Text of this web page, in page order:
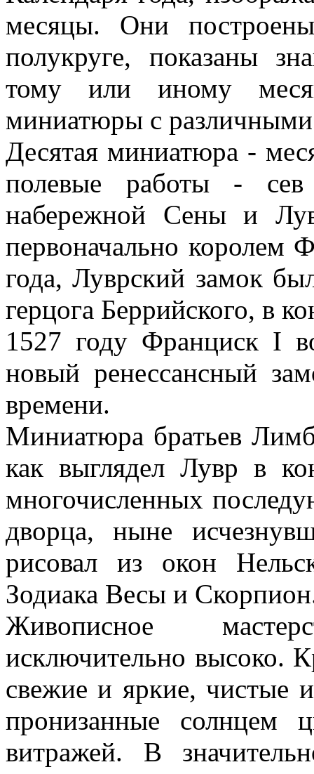
месяцы. Они
полукруге, показаны
тому или иному
миниатюры с
Десятая миниатюра -
полевые работы -
набережной Сены и
первоначально королем
года, Луврский замок
герцога Беррийского, в
1527 году Франциск I
новый ренессансный
времени.
Миниатюра братьев
как выглядел Лувр в
многочисленных
дворца, ныне
рисовал из окон
Зодиака Весы и
Живописное
исключительно высоко.
свежие и яркие, чистые
пронизанные солнцем
витражей. В